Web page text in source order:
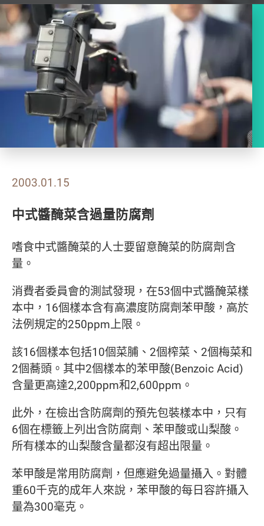
2003.01.15
中式醬醃菜含過量防腐劑
嗜食中式醬醃菜的人士要留意醃菜的防腐劑含
量。
消費者委員會的測試發現，在53個中式醬醃菜樣
本中，16個樣本含有高濃度防腐劑苯甲酸，高於
法例規定的250ppm上限。
該16個樣本包括10個菜脯、2個榨菜、2個梅菜和
2個蕎頭。其中2個樣本的苯甲酸(Benzoic Acid)
含量更高達2,200ppm和2,600ppm。
此外，在檢出含防腐劑的預先包裝樣本中，只有
6個在標籤上列出含防腐劑、苯甲酸或山梨酸。
所有樣本的山梨酸含量都沒有超出限量。
苯甲酸是常用防腐劑，但應避免過量攝入。對體
重60千克的成年人來說，苯甲酸的每日容許攝入
量為300毫克。